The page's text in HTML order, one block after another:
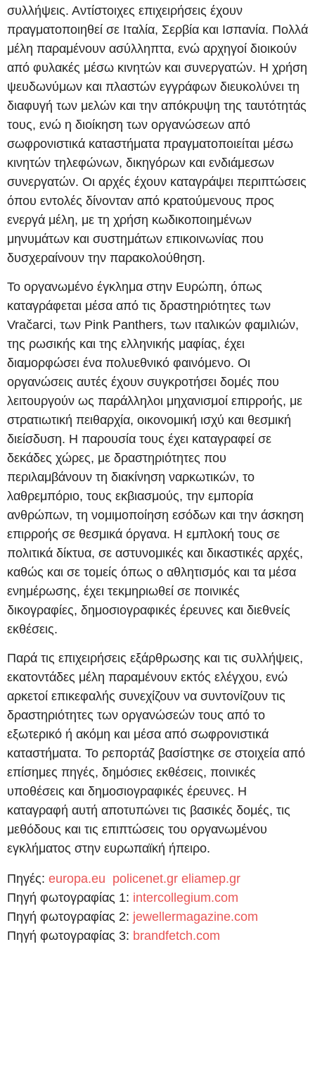
συλλήψεις. Αντίστοιχες επιχειρήσεις έχουν
πραγματοποιηθεί σε Ιταλία, Σερβία και Ισπανία. Πολλά
μέλη παραμένουν ασύλληπτα, ενώ αρχηγοί διοικούν
από φυλακές μέσω κινητών και συνεργατών. Η χρήση
ψευδωνύμων και πλαστών εγγράφων διευκολύνει τη
διαφυγή των μελών και την απόκρυψη της ταυτότητάς
τους, ενώ η διοίκηση των οργανώσεων από
σωφρονιστικά καταστήματα πραγματοποιείται μέσω
κινητών τηλεφώνων, δικηγόρων και ενδιάμεσων
συνεργατών. Οι αρχές έχουν καταγράψει περιπτώσεις
όπου εντολές δίνονταν από κρατούμενους προς
ενεργά μέλη, με τη χρήση κωδικοποιημένων
μηνυμάτων και συστημάτων επικοινωνίας που
δυσχεραίνουν την παρακολούθηση.
Το οργανωμένο έγκλημα στην Ευρώπη, όπως
καταγράφεται μέσα από τις δραστηριότητες των
Vračarci, των Pink Panthers, των ιταλικών φαμιλιών,
της ρωσικής και της ελληνικής μαφίας, έχει
διαμορφώσει ένα πολυεθνικό φαινόμενο. Οι
οργανώσεις αυτές έχουν συγκροτήσει δομές που
λειτουργούν ως παράλληλοι μηχανισμοί επιρροής, με
στρατιωτική πειθαρχία, οικονομική ισχύ και θεσμική
διείσδυση. Η παρουσία τους έχει καταγραφεί σε
δεκάδες χώρες, με δραστηριότητες που
περιλαμβάνουν τη διακίνηση ναρκωτικών, το
λαθρεμπόριο, τους εκβιασμούς, την εμπορία
ανθρώπων, τη νομιμοποίηση εσόδων και την άσκηση
επιρροής σε θεσμικά όργανα. Η εμπλοκή τους σε
πολιτικά δίκτυα, σε αστυνομικές και δικαστικές αρχές,
καθώς και σε τομείς όπως ο αθλητισμός και τα μέσα
ενημέρωσης, έχει τεκμηριωθεί σε ποινικές
δικογραφίες, δημοσιογραφικές έρευνες και διεθνείς
εκθέσεις.
Παρά τις επιχειρήσεις εξάρθρωσης και τις συλλήψεις,
εκατοντάδες μέλη παραμένουν εκτός ελέγχου, ενώ
αρκετοί επικεφαλής συνεχίζουν να συντονίζουν τις
δραστηριότητες των οργανώσεών τους από το
εξωτερικό ή ακόμη και μέσα από σωφρονιστικά
καταστήματα. Το ρεπορτάζ βασίστηκε σε στοιχεία από
επίσημες πηγές, δημόσιες εκθέσεις, ποινικές
υποθέσεις και δημοσιογραφικές έρευνες. Η
καταγραφή αυτή αποτυπώνει τις βασικές δομές, τις
μεθόδους και τις επιπτώσεις του οργανωμένου
εγκλήματος στην ευρωπαϊκή ήπειρο.
Πηγές: europa.eu policenet.gr eliamep.gr
Πηγή φωτογραφίας 1: intercollegium.com
Πηγή φωτογραφίας 2: jewellermagazine.com
Πηγή φωτογραφίας 3: brandfetch.com